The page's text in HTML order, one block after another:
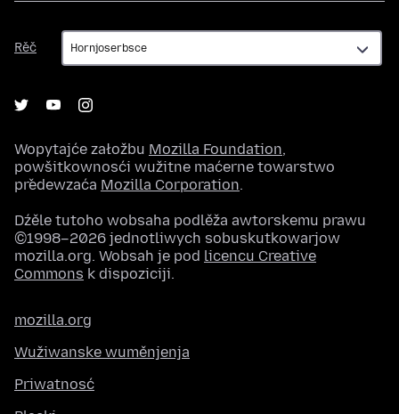
Rěč
Rěč
Wopytajće załožbu Mozilla Foundation,
powšitkownosći wužitne maćerne towarstwo
předewzaća Mozilla Corporation.
Dźěle tutoho wobsaha podlěža awtorskemu prawu
©1998–2026 jednotliwych sobuskutkowarjow
mozilla.org. Wobsah je pod licencu Creative
Commons k dispoziciji.
mozilla.org
Wužiwanske wuměnjenja
Priwatnosć